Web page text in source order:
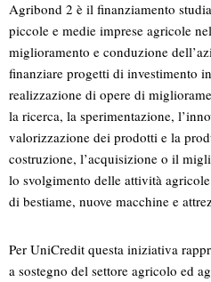
Agribond 2 è il finanziamento
piccole e medie imprese agricole
miglioramento e conduzione
finanziare progetti di investimento
realizzazione di opere di
la ricerca, la sperimentazione,
valorizzazione dei prodotti e la
costruzione, l’acquisizione o il
lo svolgimento delle attività
di bestiame, nuove macchine e
Per UniCredit questa iniziativa
a sostegno del settore agricolo ed